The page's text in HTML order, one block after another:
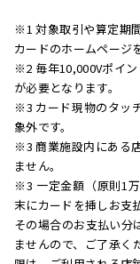
※1 対象取引や算定期
カードのホームページ
※2 毎年10,000Vポイ
が必要となります。
※3 カード現物のタッ
象外です。
※3 商業施設内にある
ません。
※3 一定金額（原則1
末にカードを挿しお支
その場合のお支払い分
ませんので、ご了承く